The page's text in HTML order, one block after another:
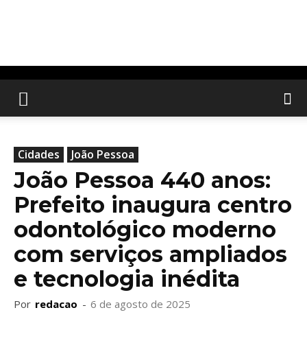
Cidades João Pessoa
João Pessoa 440 anos:
Prefeito inaugura centro
odontológico moderno
com serviços ampliados
e tecnologia inédita
Por redacao - 6 de agosto de 2025